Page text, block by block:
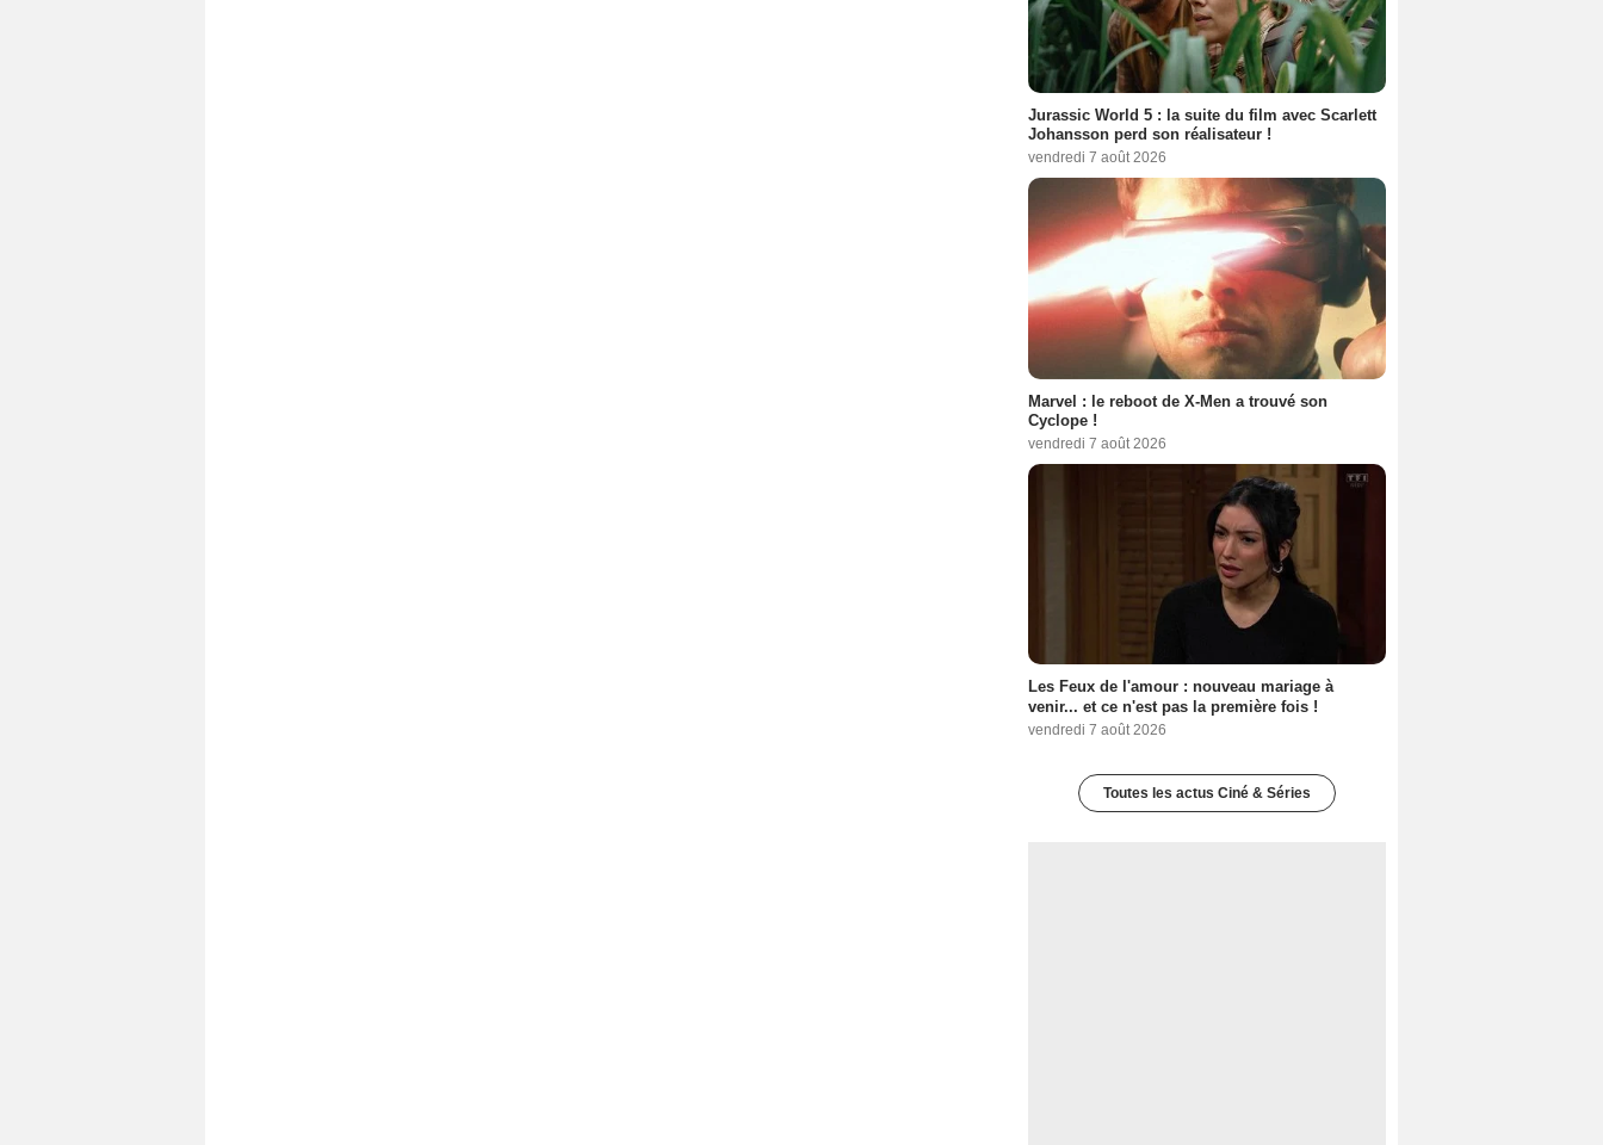
Jurassic World 5 : la suite du film avec Scarlett
Johansson perd son réalisateur !
vendredi 7 août 2026
Marvel : le reboot de X-Men a trouvé son
Cyclope !
vendredi 7 août 2026
Les Feux de l'amour : nouveau mariage à
venir... et ce n'est pas la première fois !
vendredi 7 août 2026
Toutes les actus Ciné & Séries